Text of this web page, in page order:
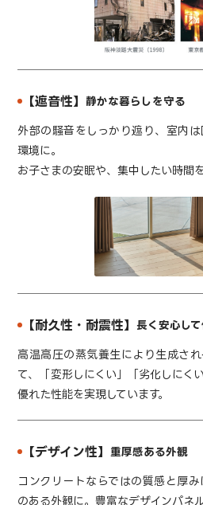
【遮音性】 静かな暮らしを守る
外部の騒音をしっかり遮り、室内
環境に。
お子さまの安眠や、集中したい時間
【耐久性・耐震性】長く安心し
高温高圧の蒸気養生により生成さ
て、「変形しにくい」「劣化しにく
優れた性能を実現しています。
【デザイン性】 重厚感ある外観
コンクリートならではの質感と厚
のある外観に。豊富なデザインパネ